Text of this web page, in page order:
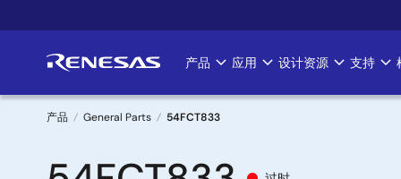
转
要
Main
navigation
产品 应用 设计资源 支持
面
产品 General Parts 54FCT833